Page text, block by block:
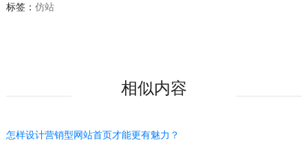
标签： 仿站
相似内容
怎样设计营销型网站首页才能更有魅力？